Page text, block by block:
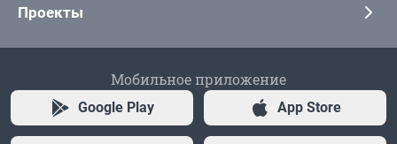
Проекты
Мобильное приложение
Google Play App Store